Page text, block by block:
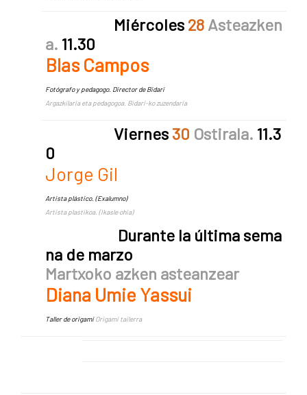
Miércoles 28 Asteazken
a. 11.30
Blas Campos
Fotógrafo y pedagogo. Director de Bidari
Argazkilaria eta pedagogoa. Bidari-ko zuzendaria
Viernes 30 Ostirala. 11.3
0
Jorge Gil
Artista plástico. (Exalumno)
Artista plastikoa. (Ikasle ohia)
Durante la última sema
na de marzo
Martxoko azken asteanzear
Diana Umie Yassui
Taller de origami Origami tailerra